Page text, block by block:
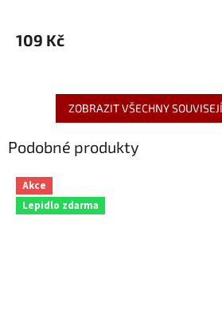
109 Kč
ZOBRAZIT VŠECHNY
Podobné produkty
Akce
Lepidlo zdarma